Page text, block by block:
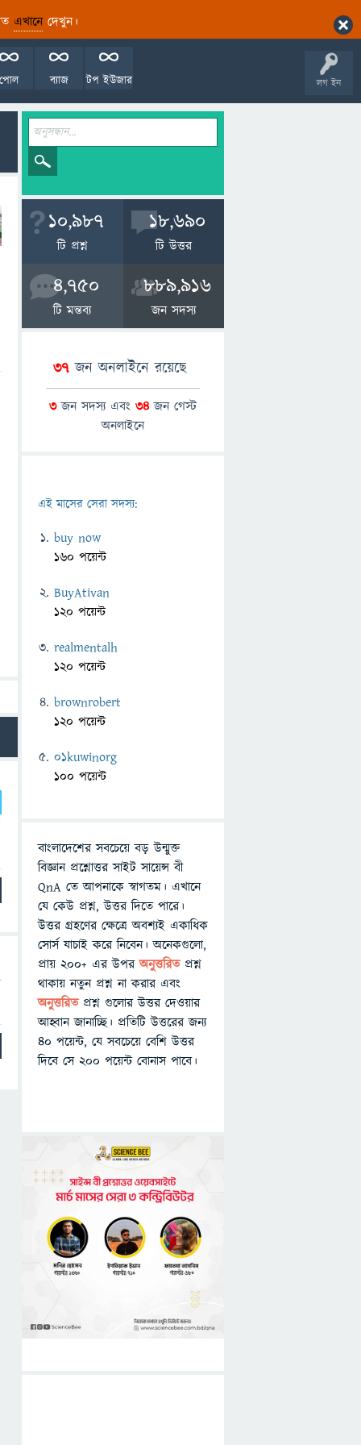
এখানেদেখুন।
লগ ইন
টপ ইউজার
ব্যাজ
পোল
10,987
টি প্রশ্ন
18,690
টি উত্তর
4,750
টি মন্তব্য
889,916
জন সদস্য
37জন অনলাইনে রয়েছে
3জন সদস্য এবং 34 জন গেস্ট
অনলাইনে
এই মাসের সেরা সদস্য:
buy now
160 পয়েন্ট
BuyAtivan
120 পয়েন্ট
realmentalh
120 পয়েন্ট
brownrobert
120 পয়েন্ট
01kuwinorg
100 পয়েন্ট
বাংলাদেশের সবচেয়ে বড় উন্মুক্ত
বিজ্ঞান প্রশ্নোত্তর সাইট সায়েন্স বী
QnA তে আপনাকে স্বাগতম। এখানে
যে কেউ প্রশ্ন, উত্তর দিতে পারে।
উত্তর গ্রহণের ক্ষেত্রে অবশ্যই একাধিক
সোর্স যাচাই করে নিবেন। অনেকগুলো,
প্রায় ২০০+ এর উপরঅনুত্তরিতপ্রশ্ন
থাকায় নতুন প্রশ্ন না করার এবং
অনুত্তরিত প্রশ্ন গুলোর উত্তর দেওয়ার
আহ্বান জানাচ্ছি। প্রতিটি উত্তরের জন্য
৪০ পয়েন্ট, যে সবচেয়ে বেশি উত্তর
দিবে সে ২০০ পয়েন্ট বোনাস পাবে।